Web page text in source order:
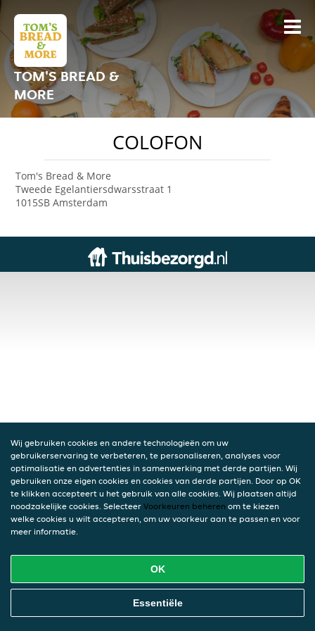
TOM'S BREAD &
MORE
COLOFON
Tom's Bread & More
Tweede Egelantiersdwarsstraat 1
1015SB Amsterdam
Wij gebruiken cookies en andere technologieën om uw
gebruikerservaring te verbeteren, te personaliseren, analyses voor
optimalisatie en advertenties in samenwerking met derde partijen. Wij
gebruiken onze eigen cookies en cookies van derde partijen. Door op OK
te klikken accepteert u het gebruik van alle cookies. Wij plaatsen altijd
noodzakelijke cookies. Selecteer Voorkeuren beheren om te kiezen
welke cookies u wilt accepteren, om uw voorkeur aan te passen en voor
meer informatie.
OK
Essentiële